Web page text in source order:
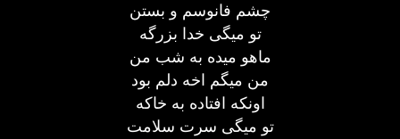
چشم فانوسم و بستن
تو میگی خدا بزرگه
ماهو میده به شب من
من میگم اخه دلم بود
اونکه افتاده به خاکه
تو میگی سرت سلامت